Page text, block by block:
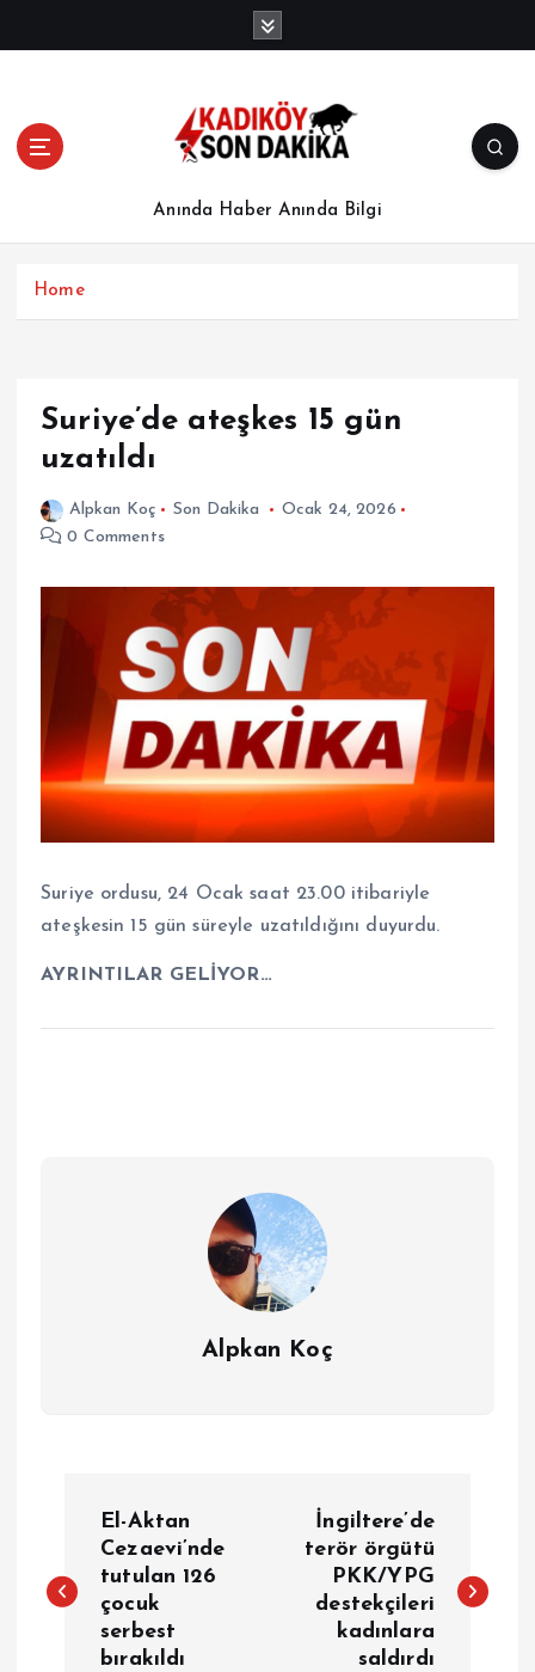
Anında Haber Anında Bilgi
Home
Suriye’de ateşkes 15 gün
uzatıldı
Alpkan Koç Son Dakika
Ocak 24, 2026
0 Comments
Suriye ordusu, 24 Ocak saat 23.00 itibariyle
ateşkesin 15 gün süreyle uzatıldığını duyurdu.
AYRINTILAR GELİYOR…
Alpkan Koç
z
El-Aktan
Cezaevi’nde
tutulan 126
çocuk
serbest
bırakıldı
İngiltere’de
terör örgütü
PKK/YPG
destekçileri
kadınlara
saldırdı